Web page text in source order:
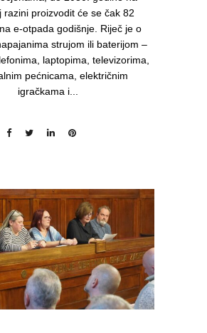
razini proizvodit će se čak 82
e-otpada godišnje. Riječ je o
strujom ili baterijom –
laptopima, televizorima,
pećnicama, električnim
igračkama i...